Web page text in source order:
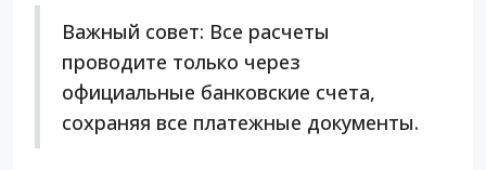
Важный совет: Все расчеты
проводите только через
официальные банковские счета,
сохраняя все платежные документы.